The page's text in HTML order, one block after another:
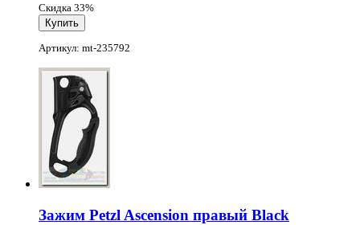
Скидка 33%
Артикул: mt-235792
Зажим Petzl Ascension правый Black